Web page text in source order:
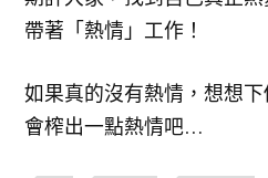
帶著「熱情」工作！
如果真的沒有熱情，想想
會榨出一點熱情吧…